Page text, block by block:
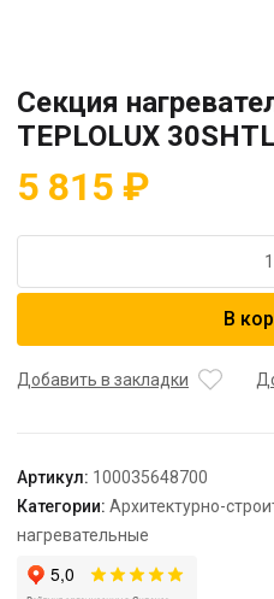
Секция
TEPLOLUX
5 815 ₽
Секция
TEPLOLUX
0200-
040
В
Добавить в закладки
Артикул: 100035648700
Категории: Архитектурно-
нагревательные